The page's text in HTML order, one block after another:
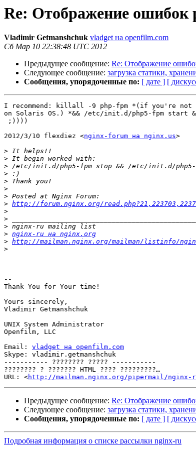
Re: Отображение ошибок
Vladimir Getmanshchuk vladget на openfilm.com
Сб Мар 10 22:38:48 UTC 2012
Предыдущее сообщение: Re: Отображение
Следующее сообщение: загрузка статики,
Сообщения, упорядоченные по: [ дате ] [
I recommend: killall -9 php-fpm *(if you're not
on Solaris OS.) *&& /etc/init.d/php5-fpm start
2012/3/10 flexdiez <nginx-forum на nginx.us>
>
>
>
>
>
>
>
> http://forum.nginx.org/
>
>
>
> nginx-ru на nginx.org
> http://mailman.nginx.org/mailman/listinfo/
>
--
Thank You for Your time!
Yours sincerely,
Vladimir Getmanshchuk
UNIX System Administrator
Openfilm, LLC
Email: vladget на openfilm.com
Skype: vladimir.getmanshchuk
----------- ???????? ????? -----------
???????? ? ??????? HTML ???? ?????????…
URL: <http://mailman.nginx.org/pipermail/nginx-
Предыдущее сообщение: Re: Отображение
Следующее сообщение: загрузка статики,
Сообщения, упорядоченные по: [ дате ] [
Подробная информация о списке рассылки nginx-ru